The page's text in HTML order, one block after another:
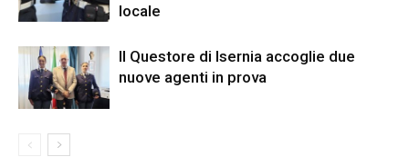
locale
Il Questore di Isernia accoglie due
nuove agenti in prova